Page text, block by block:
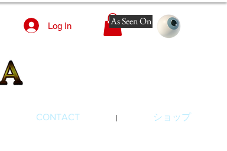
As Seen On
Log In
CONTACT ショップ